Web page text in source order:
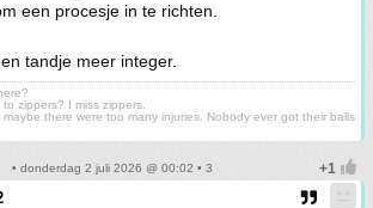
een procesje in te richten.
tandje meer integer.
zippers? I miss zippers.
there were too many injuries. Nobody ever got their balls
• donderdag 2 juli 2026 @ 00:02 • 3